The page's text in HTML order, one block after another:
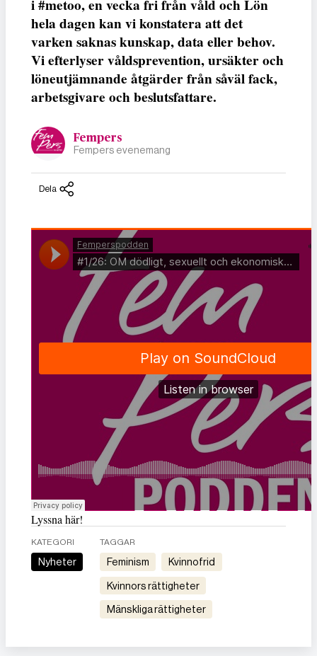
i #metoo, en vecka fri från våld och Lön
hela dagen kan vi konstatera att det
varken saknas kunskap, data eller behov.
Vi efterlyser våldsprevention, ursäkter och
löneutjämnande åtgärder från såväl fack,
arbetsgivare och beslutsfattare.
Fempers
Fempers evenemang
Dela
Lyssna här!
KATEGORI
Nyheter
TAGGAR
feminism kvinnofrid
kvinnors rättigheter
mänskliga rättigheter